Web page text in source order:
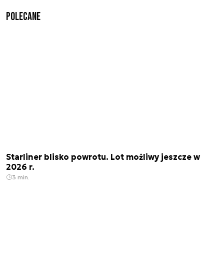
Polecane
Starliner blisko powrotu. Lot możliwy jeszcze w
2026 r.
3 min.